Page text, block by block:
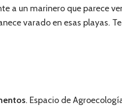
a un marinero que parece
varado en esas playas.
. Espacio de